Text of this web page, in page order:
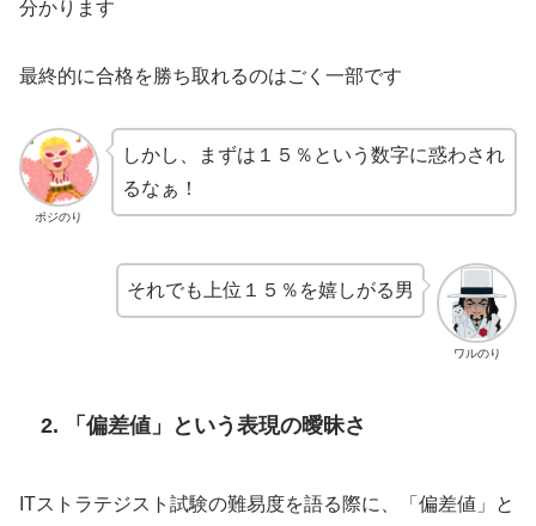
分かります
最終的に合格を勝ち取れるのはごく一部です
ポジのり
しかし、まずは１５％という数字に惑わされ
るなぁ！
ワルのり
それでも上位１５％を嬉しがる男
2. 「偏差値」という表現の曖昧さ
ITストラテジスト試験の難易度を語る際に、「偏差値」と